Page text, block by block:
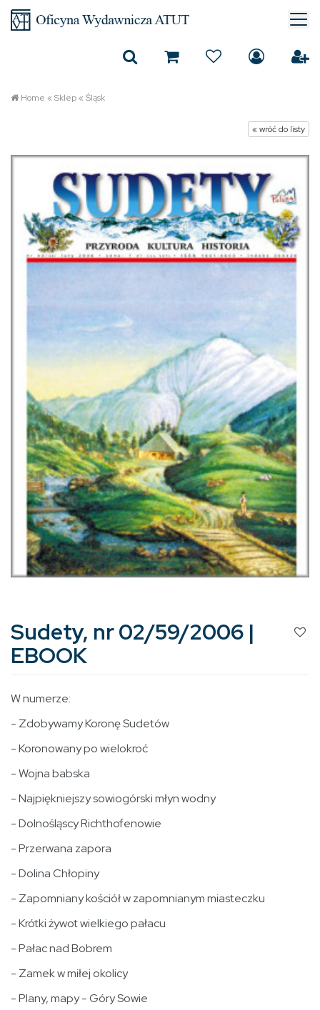
Home «Sklep«Śląsk
« wróć do listy
Sudety, nr 02/59/2006 |
EBOOK
W numerze:
- Zdobywamy Koronę Sudetów
- Koronowany po wielokroć
- Wojna babska
- Najpiękniejszy sowiogórski młyn wodny
- Dolnośląscy Richthofenowie
- Przerwana zapora
- Dolina Chłopiny
- Zapomniany kościół w zapomnianym miasteczku
- Krótki żywot wielkiego pałacu
- Pałac nad Bobrem
- Zamek w miłej okolicy
- Plany, mapy - Góry Sowie